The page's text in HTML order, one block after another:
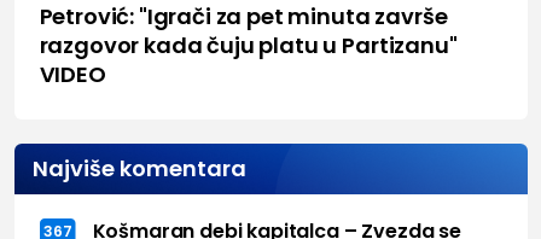
Petrović: "Igrači za pet minuta završe
razgovor kada čuju platu u Partizanu"
VIDEO
Najviše komentara
367
Košmaran debi kapitalca – Zvezda se